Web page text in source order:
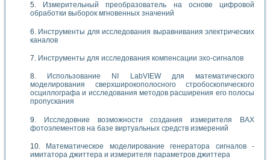
Измерительный преобразователь на основе цифровой
обработки выборок мгновенных значений
Инструменты для исследования выравнивания электрических
каналов
Инструменты для исследования компенсации эхо-сигналов
Использование NI LabVIEW для математического
моделирования сверхширокополосного стробоскопического
осциллографа и исследования методов расширения его полосы
пропускания
Исследовние возможности создания измерителя ВАХ
фотоэлементов на базе виртуальных средств измерений
Математическое моделирование генератора сигналов -
имитатора джиттера и измерителя параметров джиттера